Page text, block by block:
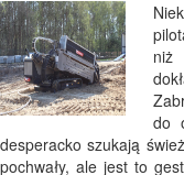
niż
do
desperacko szukają
pochwały, ale jest to